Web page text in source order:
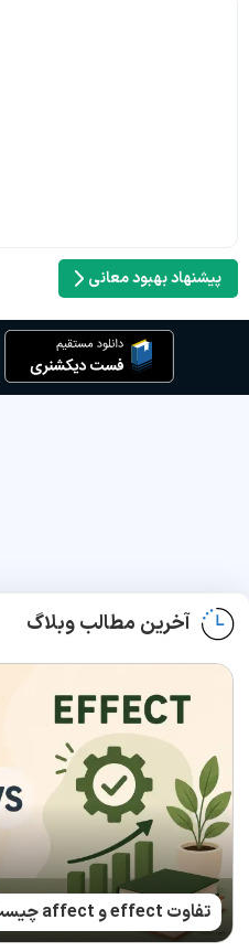
پیشنهاد بهبود معانی
آخرین مطالب وبلاگ
تفاوت effect و affect چیست؟